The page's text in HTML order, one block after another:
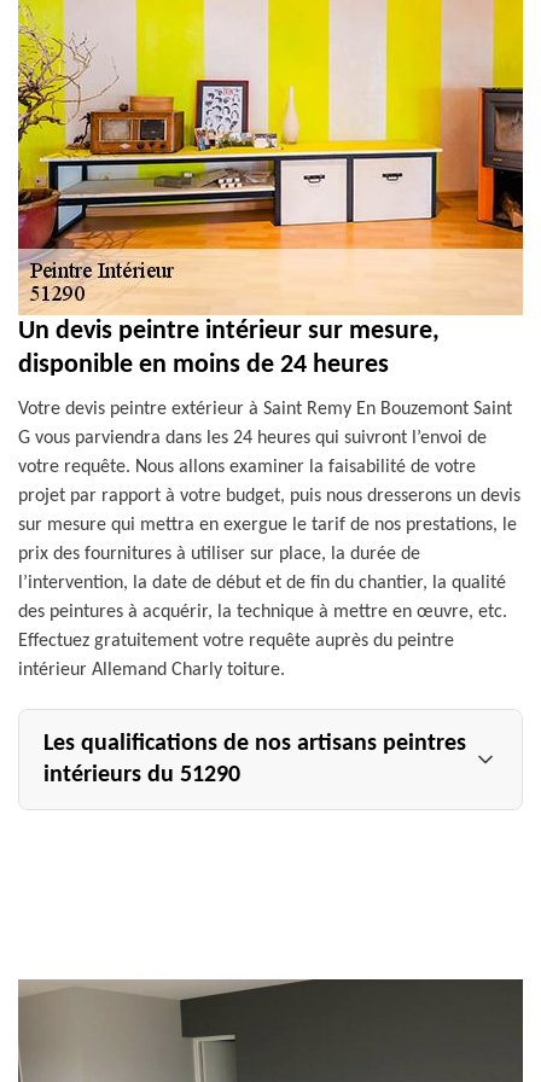
Un devis peintre intérieur sur mesure,
disponible en moins de 24 heures
Votre devis peintre extérieur à Saint Remy En Bouzemont Saint
G vous parviendra dans les 24 heures qui suivront l’envoi de
votre requête. Nous allons examiner la faisabilité de votre
projet par rapport à votre budget, puis nous dresserons un devis
sur mesure qui mettra en exergue le tarif de nos prestations, le
prix des fournitures à utiliser sur place, la durée de
l’intervention, la date de début et de fin du chantier, la qualité
des peintures à acquérir, la technique à mettre en œuvre, etc.
Effectuez gratuitement votre requête auprès du peintre
intérieur Allemand Charly toiture.
Les qualifications de nos artisans peintres
intérieurs du 51290
Ce sont des vrais professionnels, aptes à rénover vos
murs, vos sols, vos plafonds ainsi que tous vos meubles et
menuiseries, de par une pose de peinture ou de